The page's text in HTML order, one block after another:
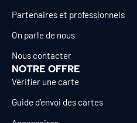
Partenaires et professionnels
On parle de nous
Nous contacter
NOTRE OFFRE
Vérifier une carte
Guide d’envoi des cartes